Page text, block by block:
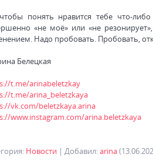
понять нравится тебе что-
«не моё» или «не
Надо пробовать. Пробовать,
Белецкая
t.me/arinabeletzkay
t.me/arina_beletzkaya
vk.com/beletzkaya.arina
www.instagram.com/arina.beletzkaya
: Новости | Добавил:arina